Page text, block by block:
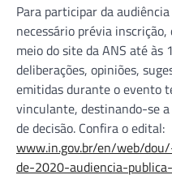
Para participar da
necessário prévia
meio do site da ANS até às
deliberações, opiniões,
emitidas durante o evento
vinculante, destinando-se
de decisão. Confira o edital:
www.in.gov.br/en/web/
de-2020-audiencia-